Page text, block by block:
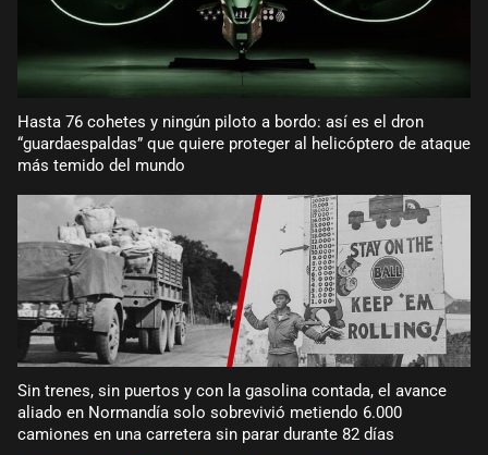
Hasta 76 cohetes y ningún piloto a bordo: así es el dron
“guardaespaldas” que quiere proteger al helicóptero de ataque
más temido del mundo
Sin trenes, sin puertos y con la gasolina contada, el avance
aliado en Normandía solo sobrevivió metiendo 6.000
camiones en una carretera sin parar durante 82 días